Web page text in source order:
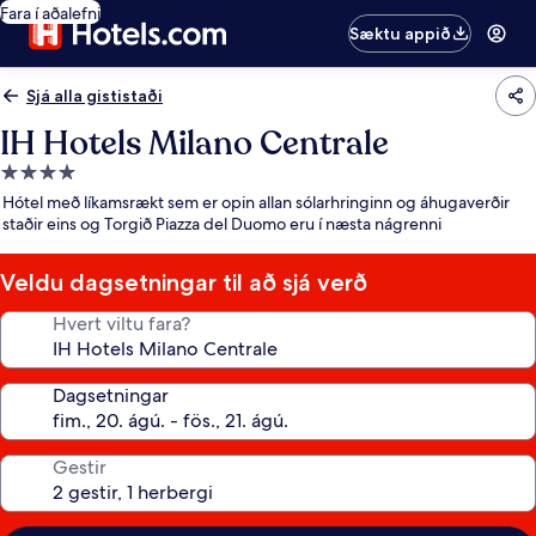
Fara í aðalefni
Sæktu appið
Sjá alla gististaði
IH Hotels Milano Centrale
4.0
stjörnu
gististaður
Hótel með líkamsrækt sem er opin allan sólarhringinn og áhugaverðir
staðir eins og Torgið Piazza del Duomo eru í næsta nágrenni
Veldu dagsetningar til að sjá verð
Hvert viltu fara?
Dagsetningar
Gestir